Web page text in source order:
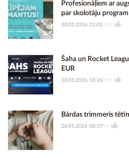
Profesionāļiem ar
par skolotāju
30.01.2026 12:02 102
Šaha un Rocket
EUR
30.01.2026 10:26205
Bārdas trimmeris
26.01.2026 00:3744